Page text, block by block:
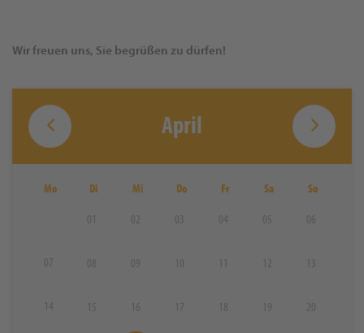
Wir freuen uns, Sie begrüßen zu dürfen!
April
Mo Di Mi Do Fr Sa So
01 02 03 04 05 06
07 08 09 10 11 12 13
14 15 16 17 18 19 20